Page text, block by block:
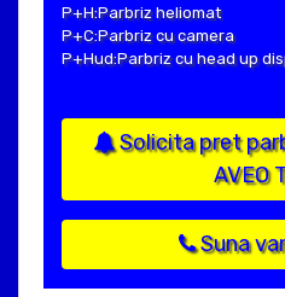
P+H:Parbriz heliomat
P+C:Parbriz cu camera
P+Hud:Parbriz cu head up
Solicita pret
AVEO
Suna